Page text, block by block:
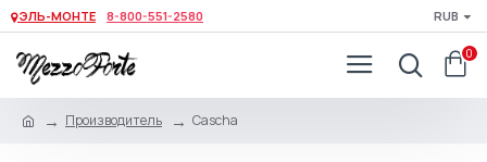
ЭЛЬ-МОНТЕ 8-800-551-2580 RUB
0
Производитель Cascha